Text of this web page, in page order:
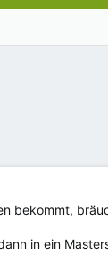
bekommt,
in ein